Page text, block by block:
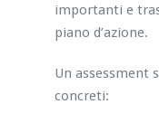
importanti e
piano d’azione.
Un assessment
concreti: